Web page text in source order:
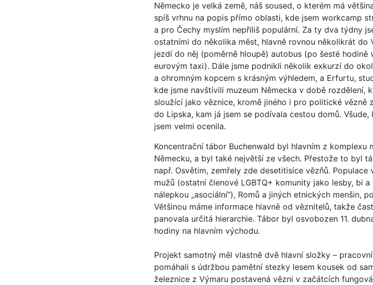
Německo je velká země, náš soused, o kterém má
spíš vrhnu na popis přímo oblasti, kde jsem workcamp
a pro Čechy myslím nepříliš populární. Za ty dva týdny
ostatními do několika měst, hlavně rovnou několikrát do
jezdí do něj (poměrně hloupě) autobus (po šesté
eurovým taxi). Dále jsme podnikli několik exkurzí do
a ohromným kopcem s krásným výhledem, a Erfurtu,
kde jsme navštívili muzeum Německa v době rozdělení,
sloužící jako věznice, kromě jiného i pro politické vězně
do Lipska, kam já jsem se podívala cestou domů.
jsem velmi ocenila.
Koncentrační tábor Buchenwald byl hlavním z komplexu
Německu, a byl také největší ze všech. Přestože to byl
např. Osvětim, zemřely zde desetitisíce vězňů.
mužů (ostatní členové LGBTQ+ komunity jako lesby, bi
nálepkou „asociální“), Romů a jiných etnických menšin,
Většinou máme informace hlavně od věznitelů, takže
panovala určitá hierarchie. Tábor byl osvobozen 11.
hodiny na hlavním východu.
Projekt samotný měl vlastně dvě hlavní složky –
pomáhali s údržbou pamětní stezky lesem kousek od
železnice z Výmaru postavená vězni v začátcích